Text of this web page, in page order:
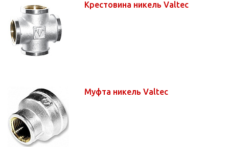
Крестовина никель Valtec
Муфта никель Valtec